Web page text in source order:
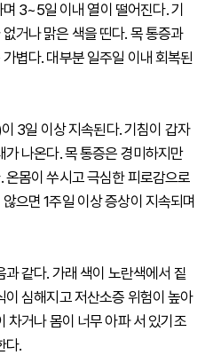
3~5일 이내 열이 떨어진다. 기
거나 맑은 색을 띤다. 목 통증과
볍다. 대부분 일주일 이내 회복된
3일 이상 지속된다. 기침이 갑자
나온다. 목 통증은 경미하지만
몸이 쑤시고 극심한 피로감으로
으면 1주일 이상 증상이 지속되며
같다. 가래 색이 노란색에서 짙
심해지고 저산소증 위험이 높아
차거나 몸이 너무 아파 서 있기조
다.